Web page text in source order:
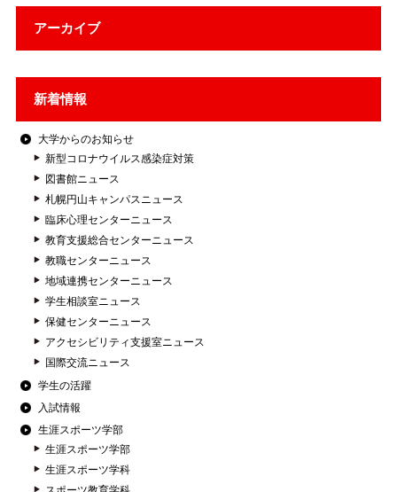
アーカイブ
新着情報
大学からのお知らせ
新型コロナウイルス感染症対策
図書館ニュース
札幌円山キャンパスニュース
臨床心理センターニュース
教育支援総合センターニュース
教職センターニュース
地域連携センターニュース
学生相談室ニュース
保健センターニュース
アクセシビリティ支援室ニュース
国際交流ニュース
学生の活躍
入試情報
生涯スポーツ学部
生涯スポーツ学部
生涯スポーツ学科